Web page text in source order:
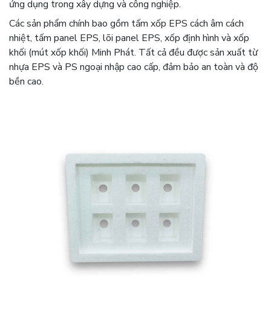
ứng dụng trong xây dựng và công nghiệp.
Các sản phẩm chính bao gồm tấm xốp EPS cách âm cách
nhiệt, tấm panel EPS, lõi panel EPS, xốp định hình và xốp
khối (mút xốp khối) Minh Phát. Tất cả đều được sản xuất từ
nhựa EPS và PS ngoại nhập cao cấp, đảm bảo an toàn và độ
bền cao.